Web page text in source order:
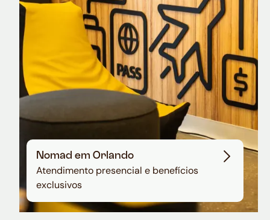
Nomad em Orlando
Atendimento presencial e benefícios
exclusivos